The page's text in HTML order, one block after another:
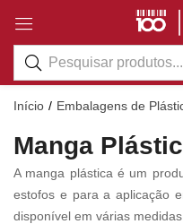
Início Embalagens de
Manga
A manga plástica é um
estofos e para a aplicação
disponível em várias